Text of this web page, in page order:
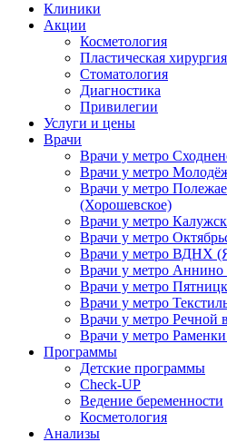
Клиники
Акции
Косметология
Пластическая хирургия
Стоматология
Диагностика
Привилегии
Услуги и цены
Врачи
Врачи у метро
Врачи у метро
Врачи у метро
(Хорошевское)
Врачи у метро
Врачи у метро
Врачи у метро ВДНХ
Врачи у метро Аннино
Врачи у метро
Врачи у метро
Врачи у метро Речной
Врачи у метро
Программы
Детские программы
Check-UP
Ведение беременности
Косметология
Анализы